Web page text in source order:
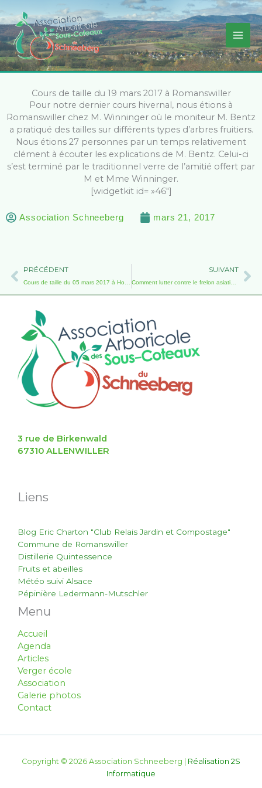
au
contenu
Cours de taille du 19 mars 2017 à Romanswiller
Pour notre dernier cours hivernal, nous étions à
Romanswiller chez M. Winninger où le moniteur M. Bentz
a pratiqué des tailles sur différents types d’arbres fruitiers.
Nous étions 27 personnes par un temps relativement
clément à écouter les explications de M. Bentz. Celui-ci
s’est terminé par le traditionnel verre de l’amitié offert par
M et Mme Winninger.
[widgetkit id= »46″]
Association Schneeberg mars 21, 2017
Précédent
PRÉCÉDENT
Cours de taille du 05 mars 2017 à Hohengoeft
SUIVANT
Comment lutter contre le frelon asiatique.
3 rue de Birkenwald
67310 ALLENWILLER
Liens
Blog Eric Charton "Club Relais Jardin et Compostage"
Commune de Romanswiller
Distillerie Quintessence
Fruits et abeilles
Météo suivi Alsace
Pépinière Ledermann-Mutschler
Menu
Accueil
Agenda
Articles
Verger école
Association
Galerie photos
Contact
Copyright © 2026 Association Schneeberg | Réalisation 2S
Informatique